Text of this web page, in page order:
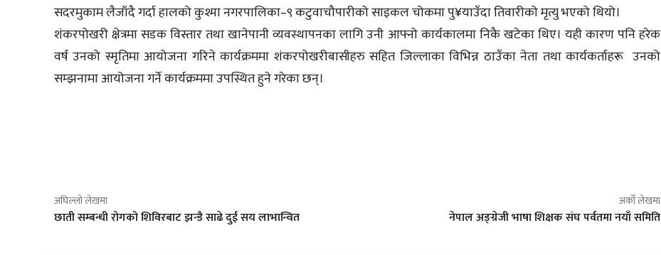
सदरमुकाम लैजाँदै गर्दा हालको कुश्मा नगरपालिका–९ कटुवाचौपारीको साइकल चोकमा पु¥याउँदा तिवारीको मृत्यु भएको थियो।
शंकरपोखरी क्षेत्रमा सडक विस्तार तथा खानेपानी व्यवस्थापनका लागि उनी आफ्नो कार्यकालमा निकै खटेका थिए। यही कारण पनि हरेक
वर्ष उनको स्मृतिमा आयोजना गरिने कार्यक्रममा शंकरपोखरीबासीहरु सहित जिल्लाका विभिन्न ठाउँका नेता तथा कार्यकर्ताहरू उनको
सम्झनामा आयोजना गर्ने कार्यक्रममा उपस्थित हुने गरेका छन्।
अघिल्लो लेखमा
छाती सम्बन्धी रोगको शिविरबाट झन्डै साढे दुई सय लाभान्वित
अर्को लेखमा
नेपाल अङ्ग्रेजी भाषा शिक्षक संघ पर्वतमा नयाँ समिति